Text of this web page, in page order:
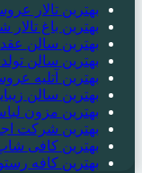
بهترین تالار
بهترین باغ تالار
بهترین سالن عقد
بهترین سالن تولد
بهترین آتلیه
بهترین سالن
بهترین مزون
بهترین شرکت
بهترین کافی شاپ
بهترین کافه